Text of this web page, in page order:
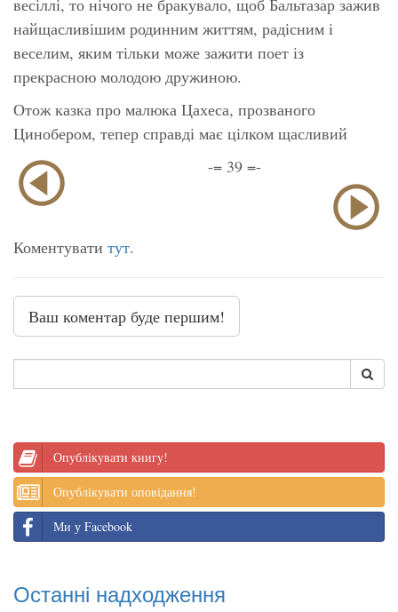
найщасливішим родинним життям, радісним і
веселим, яким тільки може зажити поет із
прекрасною молодою дружиною.
Отож казка про малюка Цахеса, прозваного
Цинобером, тепер справді має цілком щасливий
-= 39 =-
Коментувати тут.
Ваш коментар буде першим!
Опублікувати книгу!
Опублікувати оповідання!
Ми у Facebook
Останні надходження